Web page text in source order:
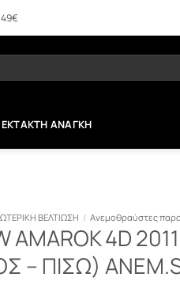
ΕΚΤΑΚΤΗ ΑΝΑΓΚΗ
ΒΕΛΤΙΩΣΗ / Ανεμοθραύστες
AMAROK 4D
– ΠΙΣΩ)